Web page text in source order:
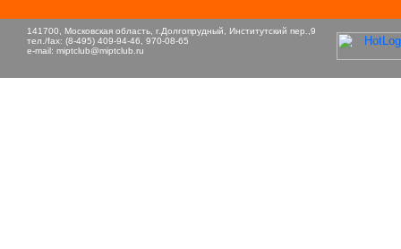
141700, Московская область, г.Долгопрудный, Институтский пер.,9
тел./fax: (8-495) 409-94-46, 970-08-65
e-mail: miptclub@miptclub.ru